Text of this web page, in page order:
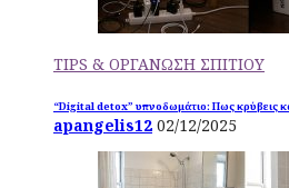
TIPS & ΟΡΓΑΝΩΣΗ ΣΠΙΤΙΟΥ
“Digital detox” υπνοδωμάτιο: Πως κρύβεις
apangelis12 02/12/2025